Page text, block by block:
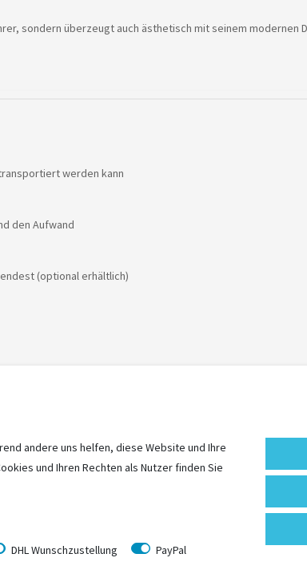
sondern überzeugt auch ästhetisch mit seinem
werden kann
den Aufwand
(optional erhältlich)
vor dem Schließen des Spannhebels dank der sich selbst
andere uns helfen, diese Website und Ihre
und Ihren Rechten als Nutzer finden Sie
DHL Wunschzustellung
PayPal